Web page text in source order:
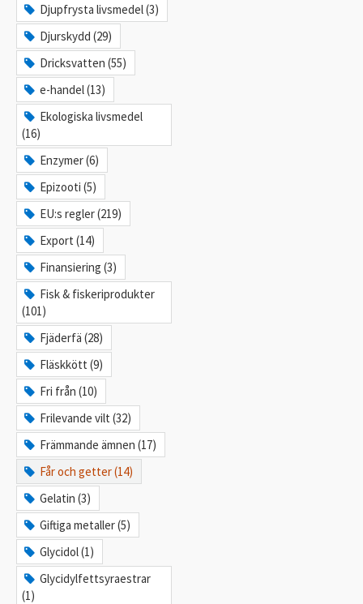
Djupfrysta livsmedel (3)
Djurskydd (29)
Dricksvatten (55)
e-handel (13)
Ekologiska livsmedel
(16)
Enzymer (6)
Epizooti (5)
EU:s regler (219)
Export (14)
Finansiering (3)
Fisk & fiskeriprodukter
(101)
Fjäderfä (28)
Fläskkött (9)
Fri från (10)
Frilevande vilt (32)
Främmande ämnen (17)
Får och getter (14)
Gelatin (3)
Giftiga metaller (5)
Glycidol (1)
Glycidylfettsyraestrar
(1)